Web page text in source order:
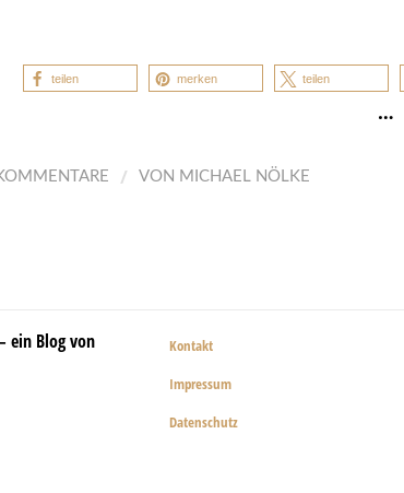
teilen merken teilen
…
/ VON MICHAEL NÖLKE
ein Blog von
Kontakt
Impressum
Datenschutz